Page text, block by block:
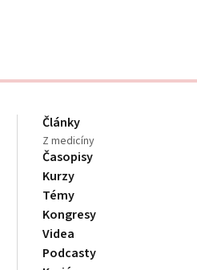
Články
Z medicíny
Časopisy
Kurzy
Témy
Kongresy
Videa
Podcasty